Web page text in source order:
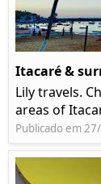
Itacaré &
Lily travels.
areas of
Publicado em